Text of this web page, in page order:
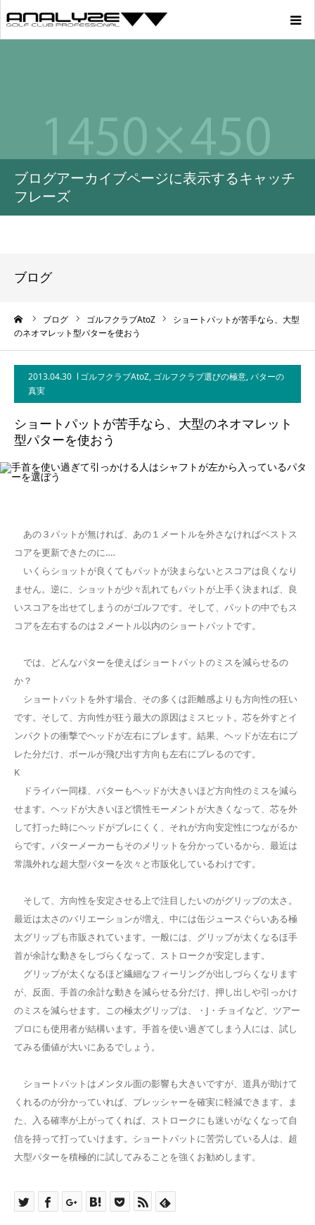
ブログアーカイブページに表示するキャッチ
フレーズ
ブログ
ブログ ゴルフクラブAtoZ
ショートパットが苦手なら、大型
のネオマレット型パターを使おう
2013.04.30 ゴルフクラブAtoZ, ゴルフクラブ選びの極意,パターの
真実
ショートパットが苦手なら、大型のネオマレット
型パターを使おう
あの３パットが無ければ、あの１メートルを外さなければベストス
コアを更新できたのに‥‥
いくらショットが良くてもパットが決まらないとスコアは良くなり
ません。逆に、ショットが少々乱れてもパットが上手く決まれば、良
いスコアを出せてしまうのがゴルフです。そして、パットの中でもス
コアを左右するのは２メートル以内のショートパットです。
では、どんなパターを使えばショートパットのミスを減らせるの
か？
ショートパットを外す場合、その多くは距離感よりも方向性の狂い
です。そして、方向性が狂う最大の原因はミスヒット。芯を外すとイ
ンパクトの衝撃でヘッドが左右にブレます。結果、ヘッドが左右にブ
レた分だけ、ボールが飛び出す方向も左右にブレるのです。
K
ドライバー同様、パターもヘッドが大きいほど方向性のミスを減ら
せます。ヘッドが大きいほど慣性モーメントが大きくなって、芯を外
して打った時にヘッドがブレにくく、それが方向安定性につながるか
らです。パターメーカーもそのメリットを分かっているから、最近は
常識外れな超大型パターを次々と市販化しているわけです。
そして、方向性を安定させる上で注目したいのがグリップの太さ。
最近は太さのバリエーションが増え、中には缶ジュースぐらいある極
太グリップも市販されています。一般には、グリップが太くなるほ手
首が余計な動きをしづらくなって、ストロークが安定します。
グリップが太くなるほど繊細なフィーリングが出しづらくなります
が、反面、手首の余計な動きを減らせる分だけ、押し出しや引っかけ
のミスを減らせます。この極太グリップは、・J・チョイなど、ツアー
プロにも使用者が結構います。手首を使い過ぎてしまう人には、試し
てみる価値が大いにあるでしょう。
ショートパットはメンタル面の影響も大きいですが、道具が助けて
くれるのが分かっていれば、プレッシャーを確実に軽減できます。ま
た、入る確率が上がってくれば、ストロークにも迷いがなくなって自
信を持って打っていけます。ショートパットに苦労している人は、超
大型パターを積極的に試してみることを強くお勧めします。
Youtube
Profile